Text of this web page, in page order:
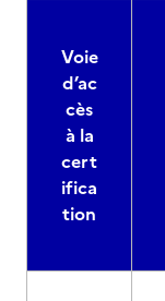
Voie
d’ac
cès
à la
cert
ifica
tion